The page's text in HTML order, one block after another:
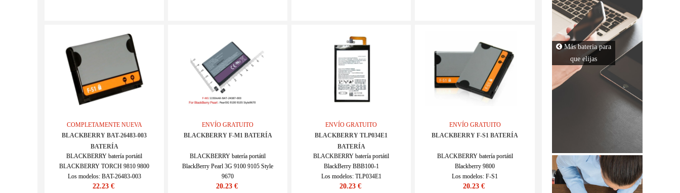
COMPLETAMENTE NUEVA
BLACKBERRY BAT-26483-003
BATERÍA
BLACKBERRY batería portátil
BLACKBERRY TORCH 9810 9800
Los modelos: BAT-26483-003
SKU : 22LK381_Te
22.23 €
ENVÍO GRATUITO
BLACKBERRY F-M1 BATERÍA
BLACKBERRY batería portátil
BlackBerry Pearl 3G 9100 9105 Style
9670
Los modelos: F-M1 BAT-24387-003
20.23 €
ENVÍO GRATUITO
BLACKBERRY TLP034E1
BATERÍA
BLACKBERRY batería portátil
BlackBerry BBB100-1
Los modelos: TLP034E1
SKU : 22LK262_Te
20.23 €
ENVÍO GRATUITO
BLACKBERRY F-S1 BATERÍA
BLACKBERRY batería portátil
Blackberry 9800
Los modelos: F-S1
SKU : 22LK250_Te
20.23 €
Más bateria para
que elijas
DELL
ASUS
COMPAQ
LENOVO
HP
SONY